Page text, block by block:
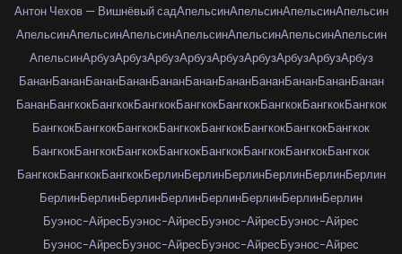
Антон Чехов — Вишнёвый садАпельсинАпельсинАпельсинАпельсин
АпельсинАпельсинАпельсинАпельсинАпельсинАпельсинАпельсин
АпельсинАрбузАрбузАрбузАрбузАрбузАрбузАрбузАрбузАрбуз
БананБананБананБананБананБананБананБананБананБананБанан
БананБангкокБангкокБангкокБангкокБангкокБангкокБангкокБангкок
БангкокБангкокБангкокБангкокБангкокБангкокБангкокБангкок
БангкокБангкокБангкокБангкокБангкокБангкокБангкокБангкок
БангкокБангкокБангкокБерлинБерлинБерлинБерлинБерлинБерлин
БерлинБерлинБерлинБерлинБерлинБерлинБерлинБерлин
Буэнос-АйресБуэнос-АйресБуэнос-АйресБуэнос-Айрес
Буэнос-АйресБуэнос-АйресБуэнос-АйресБуэнос-Айрес